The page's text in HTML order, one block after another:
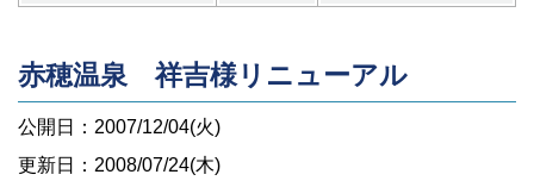
赤穂温泉 祥吉様リニューアル
公開日：2007/12/04(火)
更新日：2008/07/24(木)